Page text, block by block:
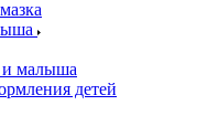
малыша
детей